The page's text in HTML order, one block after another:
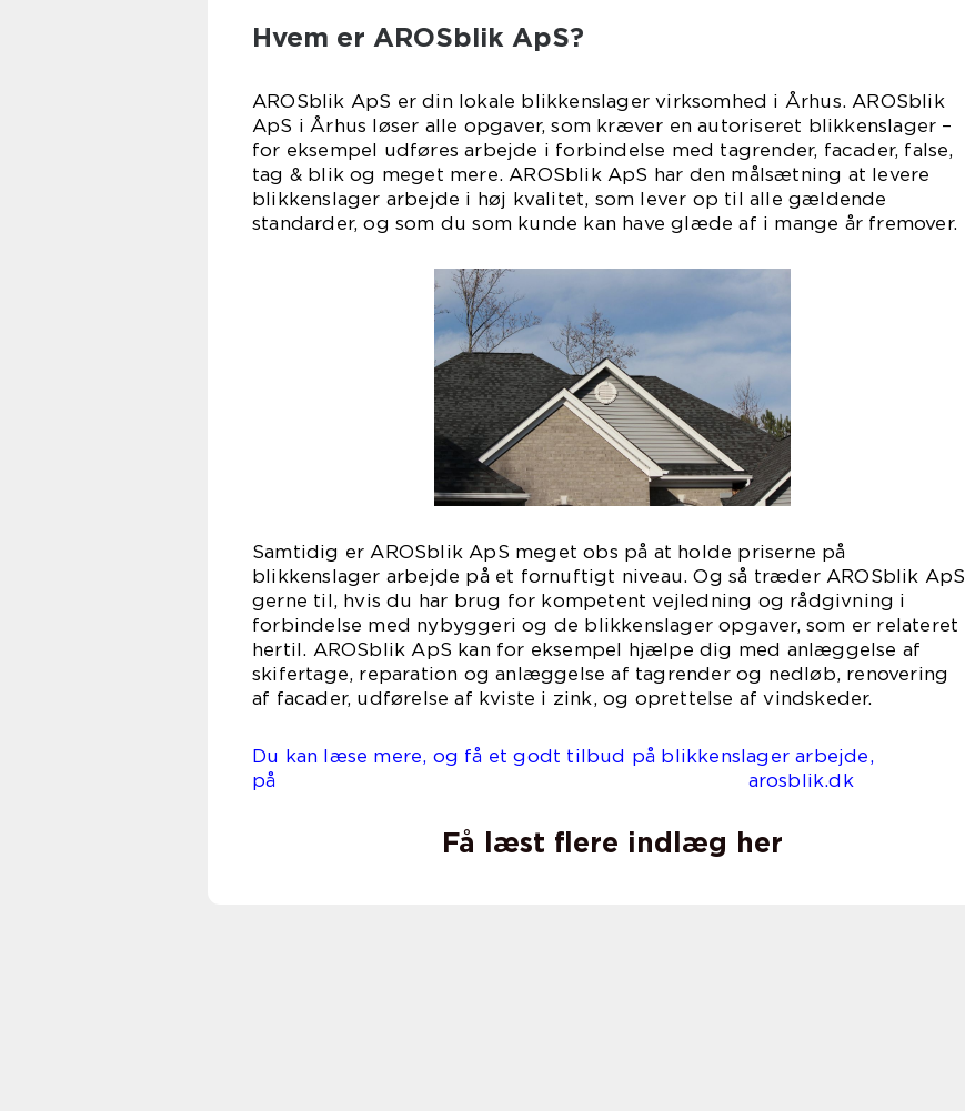
Hvem er AROSblik ApS?
AROSblik ApS er din lokale blikkenslager virksomhed i Århus. AROSblik
ApS i Århus løser alle opgaver, som kræver en autoriseret blikkenslager –
for eksempel udføres arbejde i forbindelse med tagrender, facader, false,
tag & blik og meget mere. AROSblik ApS har den målsætning at levere
blikkenslager arbejde i høj kvalitet, som lever op til alle gældende
standarder, og som du som kunde kan have glæde af i mange år fremover.
Samtidig er AROSblik ApS meget obs på at holde priserne på
blikkenslager arbejde på et fornuftigt niveau. Og så træder AROSblik ApS
gerne til, hvis du har brug for kompetent vejledning og rådgivning i
forbindelse med nybyggeri og de blikkenslager opgaver, som er relateret
hertil. AROSblik ApS kan for eksempel hjælpe dig med anlæggelse af
skifertage, reparation og anlæggelse af tagrender og nedløb, renovering
af facader, udførelse af kviste i zink, og oprettelse af vindskeder.
Du kan læse mere, og få et godt tilbud på blikkenslager arbejde,
på arosblik.dk
Få læst flere indlæg her